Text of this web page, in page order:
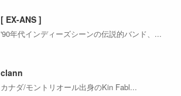
[ EX-ANS ]
'90年代インディーズシーンの伝説的バンド、...
clann
カナダ/モントリオール出身のKin Fabl...